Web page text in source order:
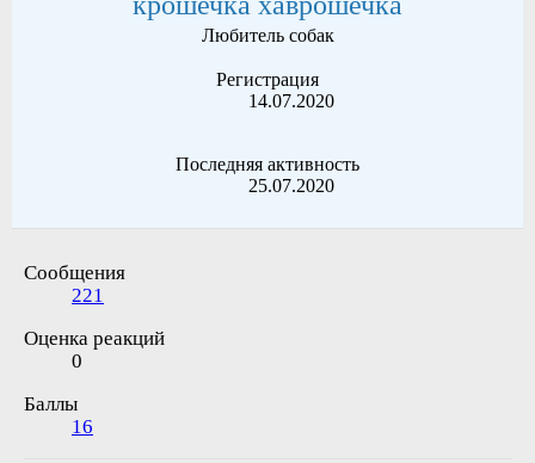
Любитель собак
Регистрация
14.07.2020
Последняя активность
25.07.2020
Сообщения
221
Оценка реакций
0
Баллы
16